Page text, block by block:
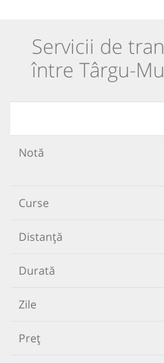
Servicii de
între Târgu-
Notă
Curse
Distanță
Durată
Zile
Preț